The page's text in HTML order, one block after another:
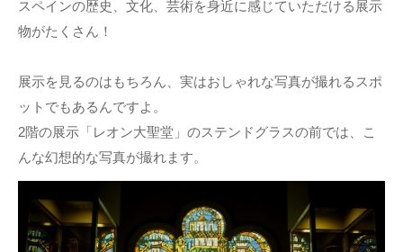
スペインの歴史、文化、芸術を身近に感じていただける展示
物がたくさん！
展示を見るのはもちろん、実はおしゃれな写真が撮れるスポ
ットでもあるんですよ。
2階の展示「レオン大聖堂」のステンドグラスの前では、こ
んな幻想的な写真が撮れます。